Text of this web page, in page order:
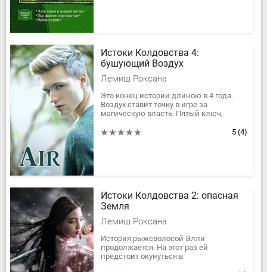
Истоки Колдовства 4:
бушующий Воздух
Лемиш Роксана
Это конец истории длиною в 4 года.
Воздух ставит точку в игре за
магическую власть. Пятый ключ,
решающий бой!
5 (4)
Истоки Колдовства 2: опасная
Земля
Лемиш Роксана
История рыжеволосой Элли
продолжается. На этот раз ей
предстоит окунуться в